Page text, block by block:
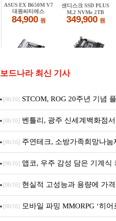
보드나라 최신 기사
[06/16] STCOM, ROG 20주년 기념
Crosshair X870E EDITION 20 국내
[06/16] 벤틀리, 광주 신세계백화점
픈
[06/16] 주연테크, 소방가족희망나
니터·스마트 펫 침대 기부
[06/16] 앱코, 우주 감성 담은 기계식
브랜드데이 기획전 진행
[06/16] 현실적 고성능과 용량에 가
M.2 NVMe 디앤디컴 1TB
[06/16] 모바일 파밍 MMORPG ‘히